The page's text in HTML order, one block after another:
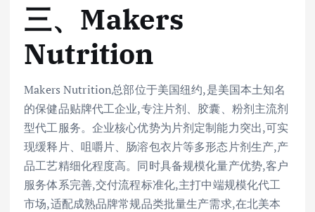
三、Makers
Nutrition
Makers Nutrition总部位于美国纽约,是美国本土知名
的保健品贴牌代工企业,专注片剂、胶囊、粉剂主流剂
型代工服务。企业核心优势为片剂定制能力突出,可实
现缓释片、咀嚼片、肠溶包衣片等多形态片剂生产,产
品工艺精细化程度高。同时具备规模化量产优势,客户
服务体系完善,交付流程标准化,主打中端规模化代工
市场,适配成熟品牌常规品类批量生产需求,在北美本